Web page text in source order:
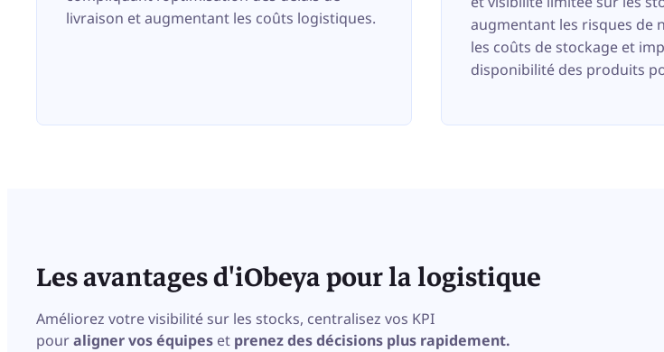
livraison et augmentant les coûts logistiques.
augmentant les risques de
les coûts de stockage et
disponibilité des produits
Les avantages d'iObeya pour la logistique
Améliorez votre visibilité sur les stocks, centralisez vos KPI
pouraligner vos équipes et prenez des décisions plus rapidement.